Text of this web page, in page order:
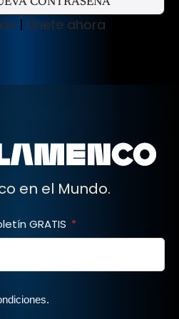
| Únete ahora
en el Mundo.
GRATIS